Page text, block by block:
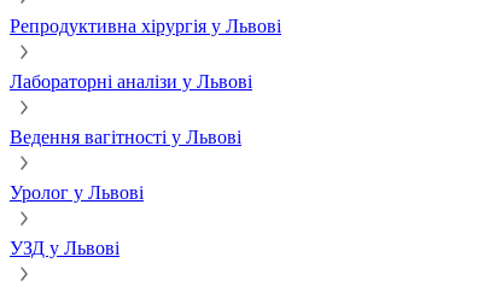
Репродуктивна хірургія у Львові
Лабораторні аналізи у Львові
Ведення вагітності у Львові
Уролог у Львові
УЗД у Львові